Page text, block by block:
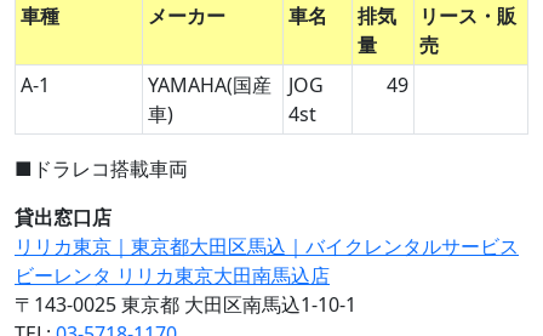
車種 メーカー 車名
排気
量
リース・販
売
A-1
YAMAHA(国産
車)
JOG
4st
49
■ドラレコ搭載車両
貸出窓口店
リリカ東京｜東京都大田区馬込｜バイクレンタルサービス
ビーレンタ リリカ東京大田南馬込店
〒143-0025 東京都 大田区南馬込1-10-1